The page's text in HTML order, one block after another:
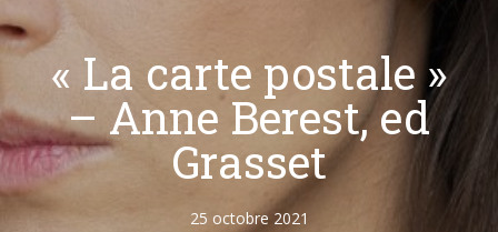
« La carte postale »
– Anne Berest, ed
Grasset
25 octobre 2021